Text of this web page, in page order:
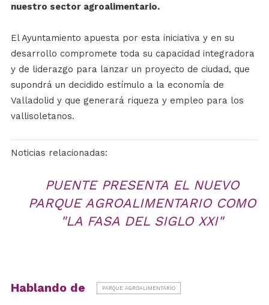
nuestro sector agroalimentario.
El Ayuntamiento apuesta por esta iniciativa y en su
desarrollo compromete toda su capacidad integradora
y de liderazgo para lanzar un proyecto de ciudad, que
supondrá un decidido estímulo a la economía de
Valladolid y que generará riqueza y empleo para los
vallisoletanos.
Noticias relacionadas:
PUENTE PRESENTA EL NUEVO
PARQUE AGROALIMENTARIO COMO
"LA FASA DEL SIGLO XXI"
Hablando de PARQUE AGROALIMENTARIO